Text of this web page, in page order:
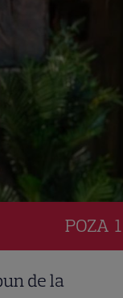
POZA
de la